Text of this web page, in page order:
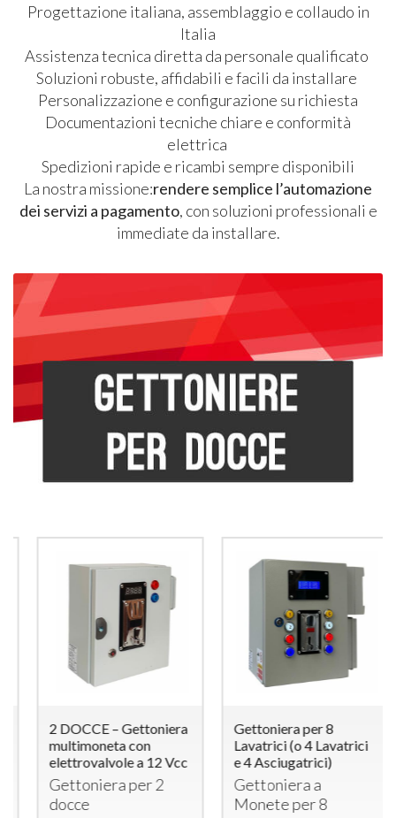
Progettazione italiana, assemblaggio e collaudo in
Italia
Assistenza tecnica diretta da personale qualificato
Soluzioni robuste, affidabili e facili da installare
Personalizzazione e configurazione su richiesta
Documentazioni tecniche chiare e conformità
elettrica
Spedizioni rapide e ricambi sempre disponibili
La nostra missione:rendere semplice l’automazione
dei servizi a pagamento, con soluzioni professionali e
immediate da installare.
2 DOCCE – Gettoniera
multimoneta con
elettrovalvole a 12 Vcc
Gettoniera per 2
docce
Gettoniera per 8
Lavatrici (o 4 Lavatrici
e 4 Asciugatrici)
Gettoniera a
Monete per 8